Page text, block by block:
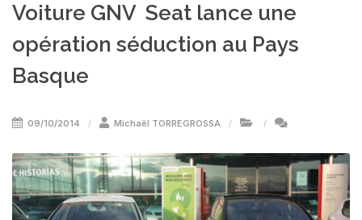
Voiture GNV  Seat lance une
opération séduction au Pays
Basque
09/10/2014 Michaël TORREGROSSA